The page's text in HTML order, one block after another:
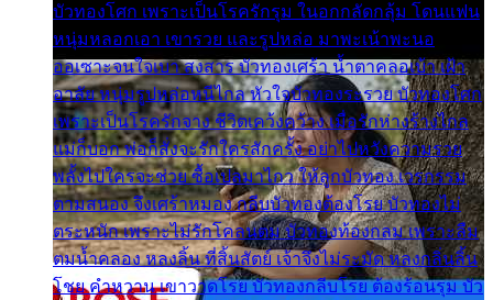
บัวทองโศก เพราะเป็นโรครักรุม ในอกกลัดกลุ้ม โดนแฟน
หนุ่มหลอกเอา เขารวย และรูปหล่อ มาพะเน้าพะนอ
ออเซาะจนใจเบา สงสาร บัวทองเศร้า น้ำตาคลอเบ้า เฝ้า
อาลัย หนุ่มรูปหล่อหนีไกล หัวใจบัวทองระรวย บัวทองโศก
เพราะเป็นโรครักจาง ชีวิตเคว้งคว้าง เมื่อรักห่างร้างไกล
แม่ก็บอก พ่อก็สั่งจะรักใครสักครั้ง อย่าไปหวังความรวย
พลั้งไปใครจะช่วย ซื้อเปลมาไกว ให้ลูกบัวทอง เวรกรรม
ตามสนอง จึงเศร้าหมอง กลีบบัวทองต้องโรย บัวทองไม่
ตระหนัก เพราะไม่รักโคลนตม บัวทองท้องกลม เพราะลืม
ตมน้ำคลอง หลงลิ้น ที่สิ้นสัตย์ เจ้าจึงไม่ระมัด หลงกลิ่นลิ้น
โชย คำหวาน เขาวาดโรย บัวทองกลีบโรย ต้องร้อนรุม บัว